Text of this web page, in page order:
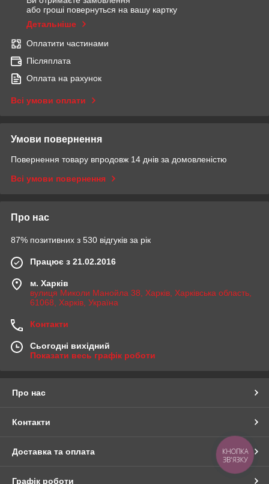
або гроші повернуться на вашу картку
Детальніше
Оплатити частинами
Післяплата
Оплата на рахунок
Всі умови оплати
Умови повернення
Повернення товару впродовж 14 днів за домовленістю
Всі умови повернення
Про нас
87% позитивних з 530 відгуків за рік
Працює з 21.02.2016
м. Харків
вулиця Миколи Манойла 38, Харків, Харківська область,
61068, Харків, Україна
Контакти
Сьогодні вихідний
Показати весь графік роботи
Про нас
Контакти
Доставка та оплата
Графік роботи
КНОПКА
ЗВ'ЯЗКУ